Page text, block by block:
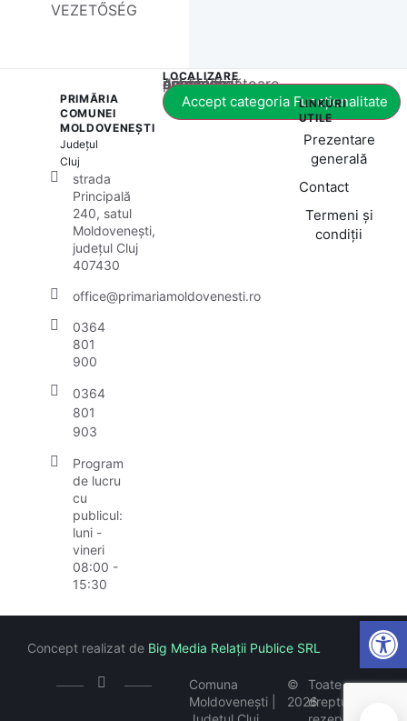
VEZETŐSÉG
PRIMĂRIA
COMUNEI
MOLDOVENEȘTI
Județul
Cluj
strada
Principală
240, satul
Moldovenești,
județul Cluj
407430
office@primariamoldovenesti.ro
0364
801
900
0364
801
903
Program
de lucru
cu
publicul:
luni -
vineri
08:00 -
15:30
LOCALIZARE
Acest conținut este blocat până când acceptați categoria corespunzătoare de cookie-uri.
Accept categoria Funcționalitate
LINKURI
UTILE
Prezentare
generală
Contact
Termeni și
condiții
Comuna
Moldovenești |
©
2026
Toate
drepturile
Concept realizat de Big Media Relații Publice SRL